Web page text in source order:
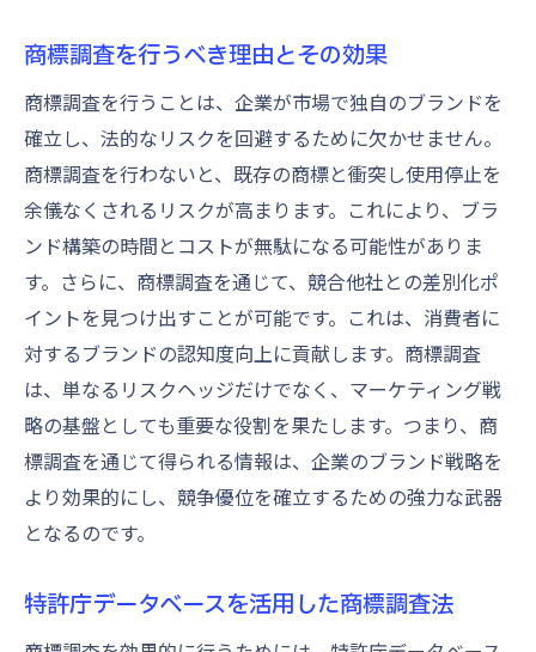
商標調査を行うべき理由とその効果
商標調査を行うことは、企業が市場で独自のブランドを
確立し、法的なリスクを回避するために欠かせません。
商標調査を行わないと、既存の商標と衝突し使用停止を
余儀なくされるリスクが高まります。これにより、ブラ
ンド構築の時間とコストが無駄になる可能性がありま
す。さらに、商標調査を通じて、競合他社との差別化ポ
イントを見つけ出すことが可能です。これは、消費者に
対するブランドの認知度向上に貢献します。商標調査
は、単なるリスクヘッジだけでなく、マーケティング戦
略の基盤としても重要な役割を果たします。つまり、商
標調査を通じて得られる情報は、企業のブランド戦略を
より効果的にし、競争優位を確立するための強力な武器
となるのです。
特許庁データベースを活用した商標調査法